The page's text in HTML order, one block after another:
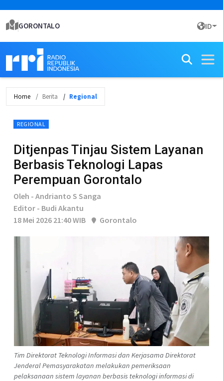
GORONTALO ID
Home Berita Regional
REGIONAL
Ditjenpas Tinjau Sistem Layanan
Berbasis Teknologi Lapas
Perempuan Gorontalo
Oleh - Andrianto S Sanga
Editor - Budi Akantu
18 Mei 2026 21:40 WIB
Gorontalo
Tim Direktorat Teknologi Informasi dan Kerjasama Direktorat
Jenderal Pemasyarakatan melakukan pemeriksaan
pelaksanaan sistem layanan berbasis teknologi informasi di